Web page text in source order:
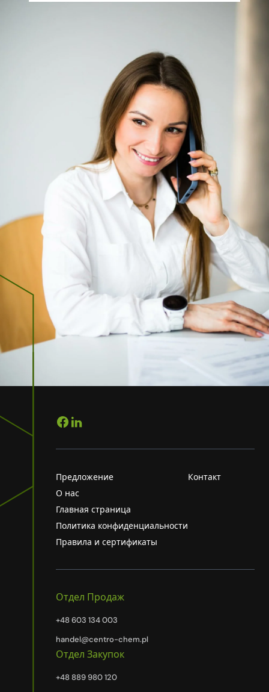
Предложение
О нас
Главная страница
Политика конфиденциальности
Правила и сертификаты
Контакт
Отдел Продаж
+48 603 134 003
handel@centro-chem.pl
Отдел Закупок
+48 889 980 120